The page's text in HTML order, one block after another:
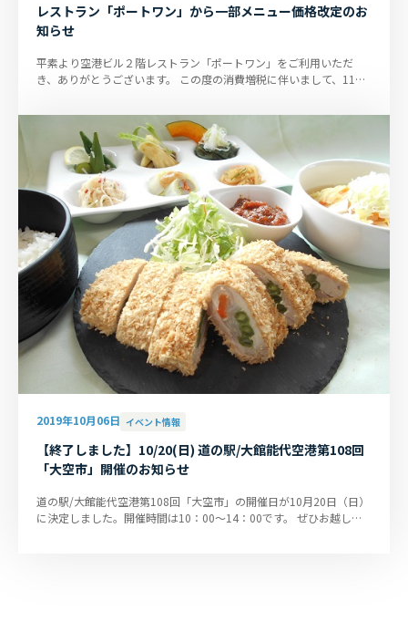
レストラン「ポートワン」から一部メニュー価格改定のお
知らせ
平素より空港ビル２階レストラン「ポートワン」をご利用いただ
き、ありがとうございます。 この度の消費増税に伴いまして、11月
2019年10月06日 イベント情報
【終了しました】10/20(日) 道の駅/大館能代空港第108回
「大空市」開催のお知らせ
道の駅/大館能代空港第108回「大空市」の開催日が10月20日（日）
に決定しました。開催時間は10：00～14：00です。 ぜひお越しく